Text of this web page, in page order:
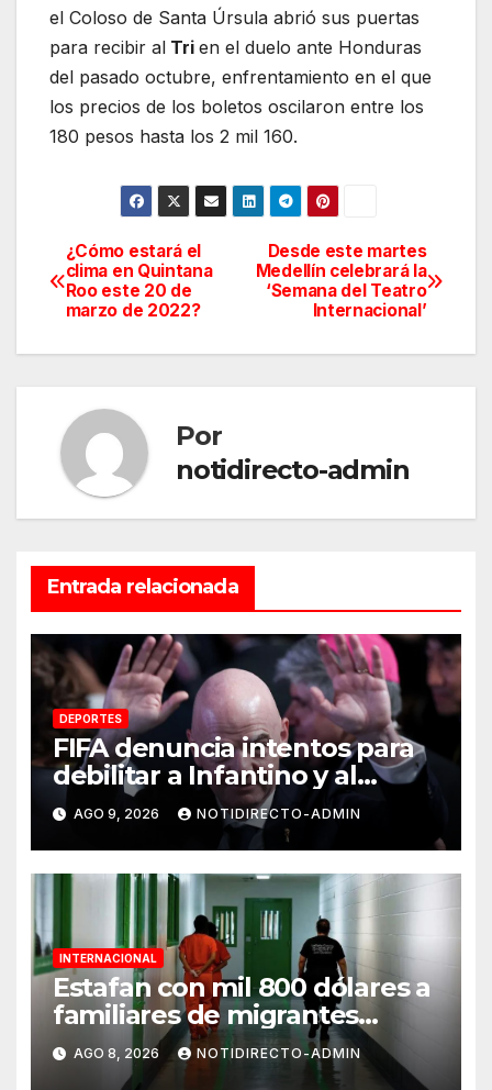
el Coloso de Santa Úrsula abrió sus puertas
para recibir al Tri en el duelo ante Honduras
del pasado octubre, enfrentamiento en el que
los precios de los boletos oscilaron entre los
180 pesos hasta los 2 mil 160.
Navegación
de
entradas
Desde este martes
Medellín celebrará la
‘Semana del Teatro
Internacional’
¿Cómo estará el
clima en Quintana
Roo este 20 de
marzo de 2022?
Por
notidirecto-admin
Entrada relacionada
DEPORTES
FIFA denuncia intentos para
debilitar a Infantino y al
propio organismo
AGO 9, 2026 NOTIDIRECTO-ADMIN
INTERNACIONAL
Estafan con mil 800 dólares a
familiares de migrantes
detenidos en Estados Unidos;
prometen liberarlos
AGO 8, 2026 NOTIDIRECTO-ADMIN